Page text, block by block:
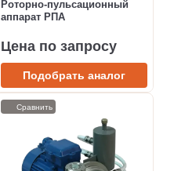
Роторно-пульсационный
аппарат РПА
Цена по запросу
Подобрать аналог
Сравнить